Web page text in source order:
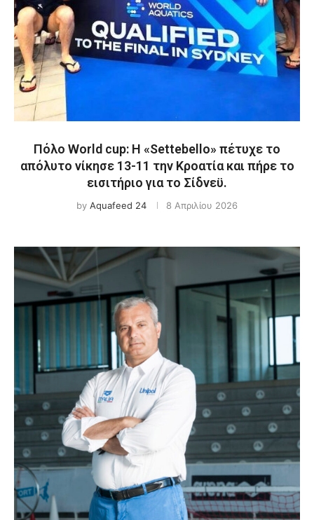
Πόλο World cup: Η «Settebello» πέτυχε το
απόλυτο νίκησε 13-11 την Κροατία και πήρε το
εισιτήριο για το Σίδνεϋ.
by Aquafeed 24 8 Απριλίου 2026